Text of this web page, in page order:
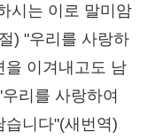
시는 이로 말미암
) "우리를 사랑하
을 이겨내고도 남
리를 사랑하여
습니다"(새번역)